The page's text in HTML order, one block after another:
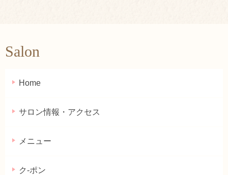
Salon
Home
サロン情報・アクセス
メニュー
ク-ポン